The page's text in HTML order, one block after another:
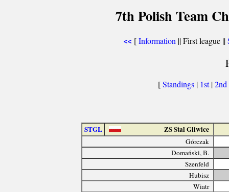
7th Polish Team
<< [Information || First league ||
[Standings | 1st|2nd
STGL ZS Stal Gliwice
Górczak
Domański, B.
Szenfeld
Hubisz
Wiatr